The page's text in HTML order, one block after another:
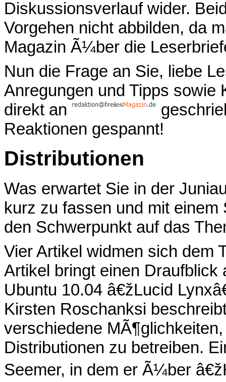
Diskussionsverlauf wider.
Vorgehen nicht abbilden, da
Magazin Ã¼ber die
Nun die Frage an Sie, liebe
Anregungen und Tipps sowie
direkt an
Reaktionen gespannt!
Distributionen
Was erwartet Sie in der
kurz zu fassen und mit
den Schwerpunkt auf das
Vier Artikel widmen sich dem
Artikel bringt einen
Ubuntu 10.04 â€žLucid
Kirsten Roschanksi
verschiedene
Distributionen zu betreiben.
Seemer, in dem er Ã¼ber